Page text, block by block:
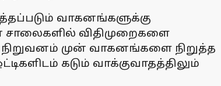
வாகனங்களுக்கு
விதிமுறைகளை
முன் வாகனங்களை நிறுத்த
கடும் வாக்குவாதத்திலும்